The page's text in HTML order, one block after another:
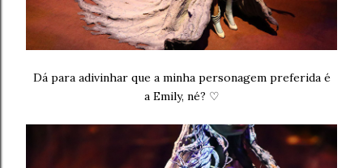
Dá para adivinhar que a minha personagem preferida é
a Emily, né? ♡